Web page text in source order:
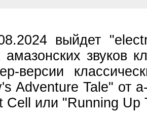
выйдет
амазонских звуков
версии
Adventure Tale" от
Cell или "Running